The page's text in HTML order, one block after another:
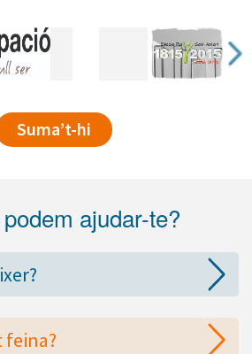
Suma’t-hi
ajudar-te?
feina?